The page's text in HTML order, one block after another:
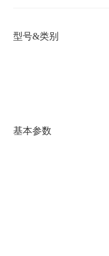
型号&类别
基本参数